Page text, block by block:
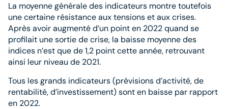
La moyenne générale des indicateurs montre toutefois
une certaine résistance aux tensions et aux crises.
Après avoir augmenté d’un point en 2022 quand se
profilait une sortie de crise, la baisse moyenne des
indices n’est que de 1,2 point cette année, retrouvant
ainsi leur niveau de 2021.
Tous les grands indicateurs (prévisions d’activité, de
rentabilité, d’investissement) sont en baisse par rapport
en 2022.